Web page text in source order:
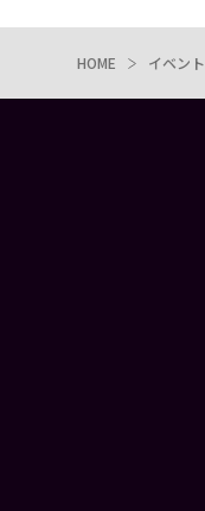
HOME イベント